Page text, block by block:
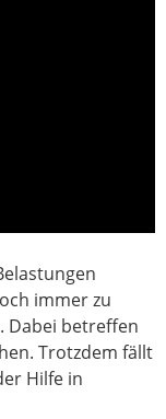
immer zu
Dabei betreffen
Trotzdem fällt
Hilfe in